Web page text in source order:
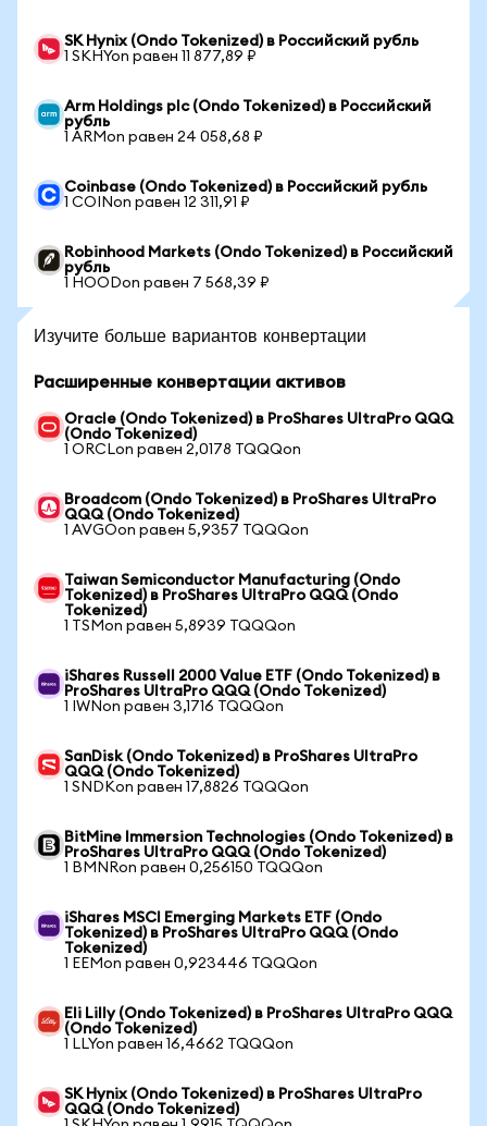
SK Hynix (Ondo Tokenized) в Российский рубль
1 SKHYon равен 11 877,89 ₽
Arm Holdings plc (Ondo Tokenized) в Российский
рубль
1 ARMon равен 24 058,68 ₽
Coinbase (Ondo Tokenized) в Российский рубль
1 COINon равен 12 311,91 ₽
Robinhood Markets (Ondo Tokenized) в Российский
рубль
1 HOODon равен 7 568,39 ₽
Изучите больше вариантов конвертации
Расширенные конвертации активов
Oracle (Ondo Tokenized) в ProShares UltraPro QQQ
(Ondo Tokenized)
1 ORCLon равен 2,0178 TQQQon
Broadcom (Ondo Tokenized) в ProShares UltraPro
QQQ (Ondo Tokenized)
1 AVGOon равен 5,9357 TQQQon
Taiwan Semiconductor Manufacturing (Ondo
Tokenized) в ProShares UltraPro QQQ (Ondo
Tokenized)
1 TSMon равен 5,8939 TQQQon
iShares Russell 2000 Value ETF (Ondo Tokenized) в
ProShares UltraPro QQQ (Ondo Tokenized)
1 IWNon равен 3,1716 TQQQon
SanDisk (Ondo Tokenized) в ProShares UltraPro
QQQ (Ondo Tokenized)
1 SNDKon равен 17,8826 TQQQon
BitMine Immersion Technologies (Ondo Tokenized) в
ProShares UltraPro QQQ (Ondo Tokenized)
1 BMNRon равен 0,256150 TQQQon
iShares MSCI Emerging Markets ETF (Ondo
Tokenized) в ProShares UltraPro QQQ (Ondo
Tokenized)
1 EEMon равен 0,923446 TQQQon
Eli Lilly (Ondo Tokenized) в ProShares UltraPro QQQ
(Ondo Tokenized)
1 LLYon равен 16,4662 TQQQon
SK Hynix (Ondo Tokenized) в ProShares UltraPro
QQQ (Ondo Tokenized)